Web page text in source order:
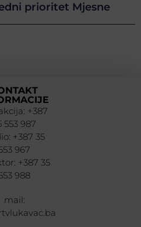
prioritet Mjesne
+387
553 987
+387 35
967
+387 35
988
mail: